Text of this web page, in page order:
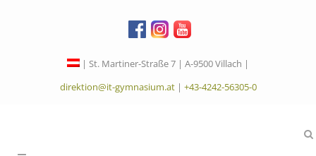
| St. Martiner-Straße 7 | A-9500 Villach |
direktion@it-gymnasium.at| +43-4242-56305-0